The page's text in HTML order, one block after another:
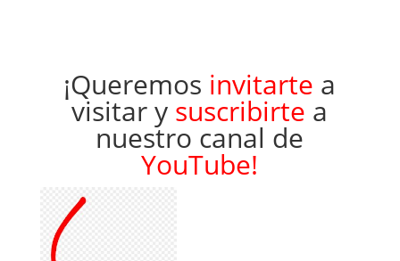
¡Queremos invitarte a
visitar y suscribirte a
nuestro canal de
YouTube!